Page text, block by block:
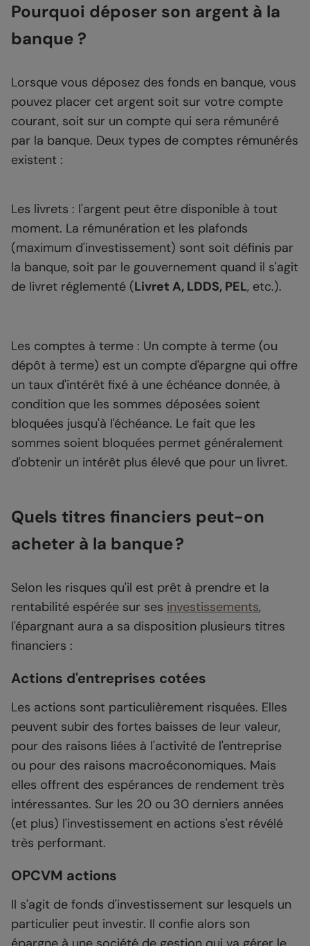
Pourquoi déposer son argent à la
banque ?
Lorsque vous déposez des fonds en banque, vous
pouvez placer cet argent soit sur votre compte
courant, soit sur un compte qui sera rémunéré
par la banque. Deux types de comptes rémunérés
existent :
Les livrets : l'argent peut être disponible à tout
moment. La rémunération et les plafonds
(maximum d'investissement) sont soit définis par
la banque, soit par le gouvernement quand il s'agit
de livret réglementé (Livret A, LDDS, PEL, etc.).
Les comptes à terme : Un compte à terme (ou
dépôt à terme) est un compte d'épargne qui offre
un taux d'intérêt fixé à une échéance donnée, à
condition que les sommes déposées soient
bloquées jusqu'à l'échéance. Le fait que les
sommes soient bloquées permet généralement
d'obtenir un intérêt plus élevé que pour un livret.
Quels titres financiers peut-on
acheter à la banque ?
Selon les risques qu'il est prêt à prendre et la
rentabilité espérée sur ses investissements,
l'épargnant aura a sa disposition plusieurs titres
financiers :
Actions d'entreprises cotées
Les actions sont particulièrement risquées. Elles
peuvent subir des fortes baisses de leur valeur,
pour des raisons liées à l'activité de l'entreprise
ou pour des raisons macroéconomiques. Mais
elles offrent des espérances de rendement très
intéressantes. Sur les 20 ou 30 derniers années
(et plus) l'investissement en actions s'est révélé
très performant.
OPCVM actions
Il s'agit de fonds d'investissement sur lesquels un
particulier peut investir. Il confie alors son